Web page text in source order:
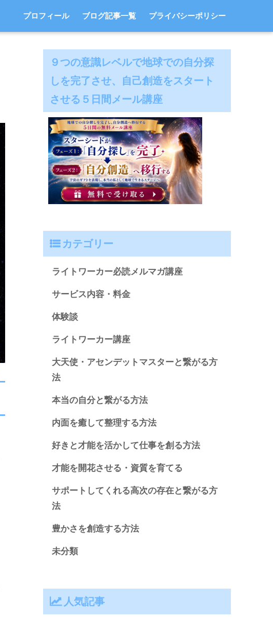
プロフィール ブログ記事一覧 プライバシーポリシー
９つの意識レベルで地球での自分探
しを完了させ、自己創造をスタート
させる５日間メール講座
カテゴリー
ライトワーカー必読メルマガ講座
サービス内容・料金
体験談
ライトワーカー講座
大天使・アセンデットマスターと繋がる方
法
本当の自分と繋がる方法
内面を癒して整理する方法
好きと才能を活かして仕事を創る方法
才能を開花させる・資質を育てる
サポートしてくれる高次の存在と繋がる方
法
豊かさを創造する方法
未分類
人気記事